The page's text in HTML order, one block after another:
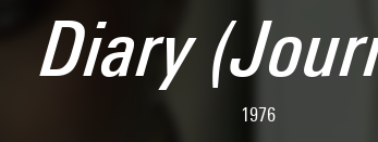
Diary
1976